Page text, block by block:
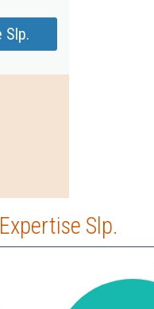
Slp.
Slp.